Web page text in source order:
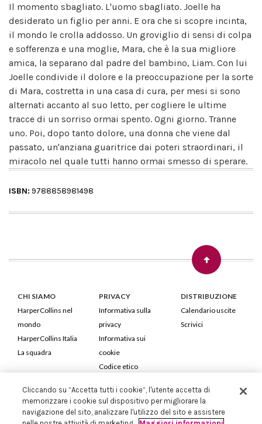
Il momento sbagliato. L'uomo sbagliato. Joelle ha
desiderato un figlio per anni. E ora che si scopre incinta,
il mondo le crolla addosso. Un groviglio di sensi di colpa
e sofferenza e una moglie, Mara, che è la sua migliore
amica, la separano dal padre del bambino, Liam. Con lui
Joelle condivide il dolore e la preoccupazione per la sorte
di Mara, costretta in una casa di cura, per mesi si sono
alternati accanto al suo letto, per cogliere le ultime
tracce di un sorriso ormai spento. Ogni giorno. Tranne
uno. Poi, dopo tanto dolore, una donna che viene dal
passato, un'anziana guaritrice dai poteri straordinari, il
miracolo nel quale tutti hanno ormai smesso di sperare.
ISBN: 9788858981498
CHI SIAMO
HarperCollins nel
mondo
HarperCollins Italia
La squadra
PRIVACY
Informativa sulla
privacy
Informativa sui
cookie
Codice etico
DISTRIBUZIONE
Calendario uscite
Scrivici
HarperCollins Italia S.p.A. Viale Monte Nero, 84 - 20135 Milano
Cod. Fiscale e P.IVA 05946780151 - Capitale Sociale 258.250 €
Cliccando su “Accetta tutti i cookie”, l'utente accetta di
memorizzare i cookie sul dispositivo per migliorare la
navigazione del sito, analizzare l'utilizzo del sito e assistere